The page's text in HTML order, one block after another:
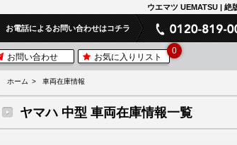
ウエマツ UEMATSU | 絶
お電話によるお問い合わせはコチラ
お問い合わせ お気に入りリスト
0
ホーム 車両在庫情報
ヤマハ 中型 車両在庫情報一覧